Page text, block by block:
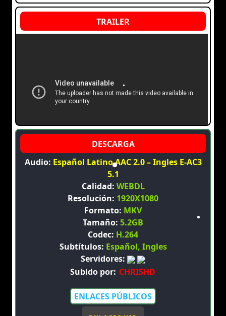
Audio: Español Latino AAC 2.0 – Ingles E-AC3
5.1
Calidad: WEBDL
Resolución: 1920X1080
Formato: MKV
Tamaño: 5.2GB
Codec: H.264
Subtítulos: Español, Ingles
Servidores:
Subido por: CHRISHD
ENLACES PÚBLICOS